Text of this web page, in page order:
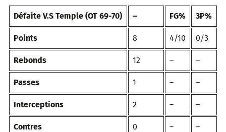
Défaite V.S Temple (OT 69-70) – FG% 3P%
Points 8 4/10 0/3
Rebonds 12 – –
Passes 1 – –
Interceptions 2 – –
Contres 0 – –